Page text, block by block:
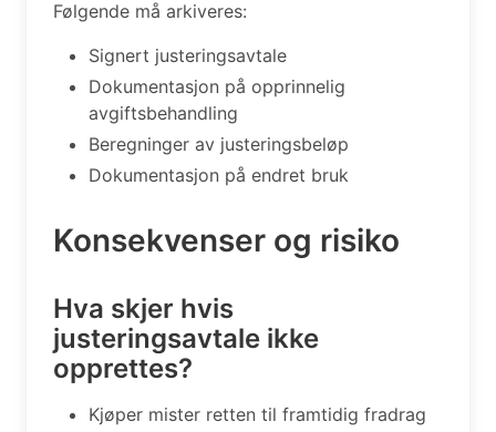
Følgende må arkiveres:
Signert justeringsavtale
Dokumentasjon på opprinnelig
avgiftsbehandling
Beregninger av justeringsbeløp
Dokumentasjon på endret bruk
Konsekvenser og risiko
Hva skjer hvis
justeringsavtale ikke
opprettes?
Kjøper mister retten til framtidig fradrag